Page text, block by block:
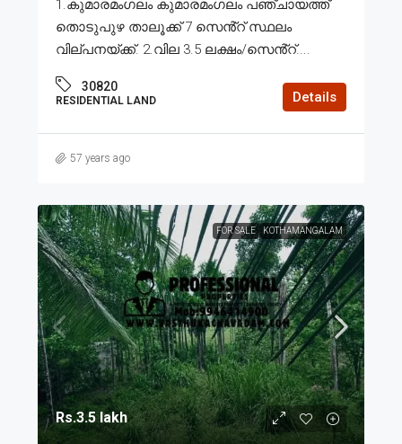
1.കുമാരമംഗലം കുമാരമംഗലം പഞ്ചായത്ത്
തൊടുപുഴ താലൂക്ക് 7 സെൻ്റ് സ്ഥലം
വില്പനയ്ക്ക്. 2.വില 3.5 ലക്ഷം/സെൻ്റ്....
30820
RESIDENTIAL LAND Details
57 years ago
FOR SALE KOTHAMANGALAM
Rs.3.5 lakh